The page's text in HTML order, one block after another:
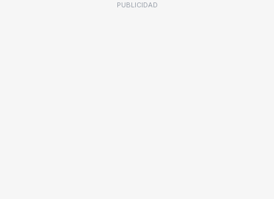
PUBLICIDAD